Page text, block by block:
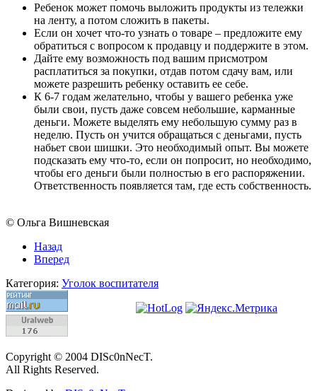
Ребенок может помочь выложить продукты из тележки
на ленту, а потом сложить в пакеты.
Если он хочет что-то узнать о товаре – предложите ему
обратиться с вопросом к продавцу и поддержите в этом.
Дайте ему возможность под вашим присмотром
расплатиться за покупки, отдав потом сдачу вам, или
можете разрешить ребенку оставить ее себе.
К 6-7 годам желательно, чтобы у вашего ребенка уже
были свои, пусть даже совсем небольшие, карманные
деньги. Можете выделять ему небольшую сумму раз в
неделю. Пусть он учится обращаться с деньгами, пусть
набьет свои шишки. Это необходимый опыт. Вы можете
подсказать ему что-то, если он попросит, но необходимо,
чтобы его деньги были полностью в его распоряжении.
Ответственность появляется там, где есть собственность.
© Ольга Вишневская
Назад
Вперед
Категория: Уголок воспитателя
Copyright © 2004 DISc0nNecT.
All Rights Reserved.